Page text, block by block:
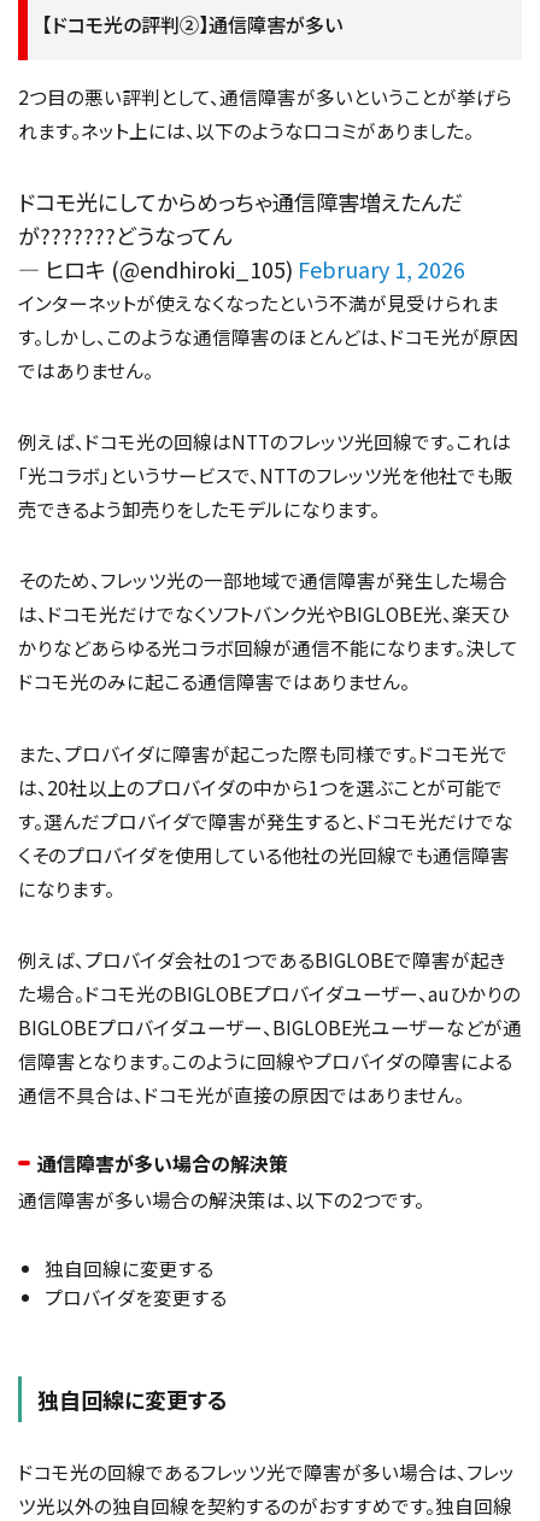
【ドコモ光の評判②】通信障害が多い
2つ目の悪い評判として、通信障害が多いということが挙げら
れます。ネット上には、以下のような口コミがありました。
ドコモ光にしてからめっちゃ通信障害増えたんだ
が???????どうなってん
— ヒロキ (@endhiroki_105) February 1, 2026
インターネットが使えなくなったという不満が見受けられま
す。しかし、このような通信障害のほとんどは、ドコモ光が原因
ではありません。
例えば、ドコモ光の回線はNTTのフレッツ光回線です。これは
「光コラボ」というサービスで、NTTのフレッツ光を他社でも販
売できるよう卸売りをしたモデルになります。
そのため、フレッツ光の一部地域で通信障害が発生した場合
は、ドコモ光だけでなくソフトバンク光やBIGLOBE光、楽天ひ
かりなどあらゆる光コラボ回線が通信不能になります。決して
ドコモ光のみに起こる通信障害ではありません。
また、プロバイダに障害が起こった際も同様です。ドコモ光で
は、20社以上のプロバイダの中から1つを選ぶことが可能で
す。選んだプロバイダで障害が発生すると、ドコモ光だけでな
くそのプロバイダを使用している他社の光回線でも通信障害
になります。
例えば、プロバイダ会社の1つであるBIGLOBEで障害が起き
た場合。ドコモ光のBIGLOBEプロバイダユーザー、auひかりの
BIGLOBEプロバイダユーザー、BIGLOBE光ユーザーなどが通
信障害となります。このように回線やプロバイダの障害による
通信不具合は、ドコモ光が直接の原因ではありません。
通信障害が多い場合の解決策
通信障害が多い場合の解決策は、以下の2つです。
独自回線に変更する
プロバイダを変更する
独自回線に変更する
ドコモ光の回線であるフレッツ光で障害が多い場合は、フレッ
ツ光以外の独自回線を契約するのがおすすめです。独自回線